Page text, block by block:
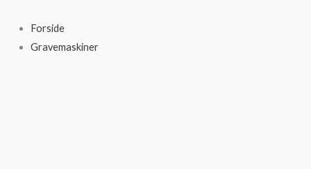
indholdet
Forside
Gravemaskiner